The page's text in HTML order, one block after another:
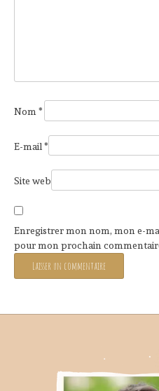
Nom*
E-mail *
Site web
Enregistrer mon nom, mon e-
pour mon prochain